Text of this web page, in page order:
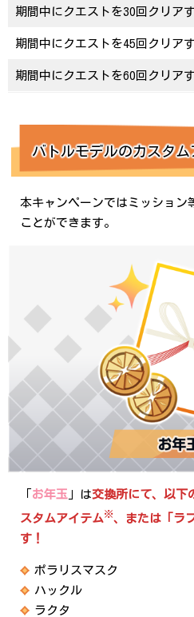
期間中にクエストを30回クリア
期間中にクエストを45回クリア
期間中にクエストを60回クリア
バトルモデルのカスタム
本キャンペーンではミッション
ことができます。
お年玉 」は交換所にて、以下
スタムアイテム※、または「ラ
す！
ポラリスマスク
ハックル
ラクタ